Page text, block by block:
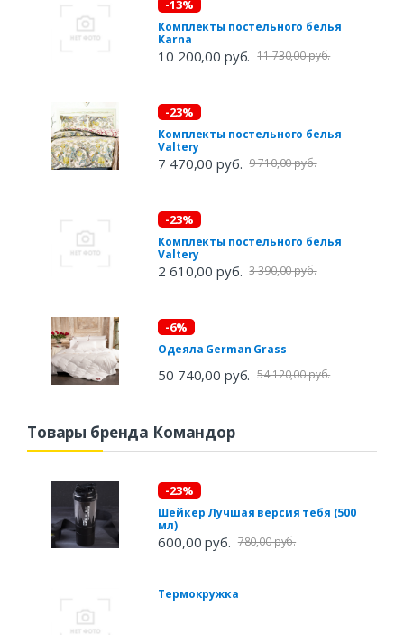
-13%
Комплекты постельного белья
Karna
10 200,00 руб. 11 730,00 руб.
-23%
Комплекты постельного белья
Valtery
7 470,00 руб. 9 710,00 руб.
-23%
Комплекты постельного белья
Valtery
2 610,00 руб. 3 390,00 руб.
-6%
Одеяла German Grass
50 740,00 руб. 54 120,00 руб.
Товары бренда Командор
-23%
Шейкер Лучшая версия тебя (500
мл)
600,00 руб. 780,00 руб.
Термокружка